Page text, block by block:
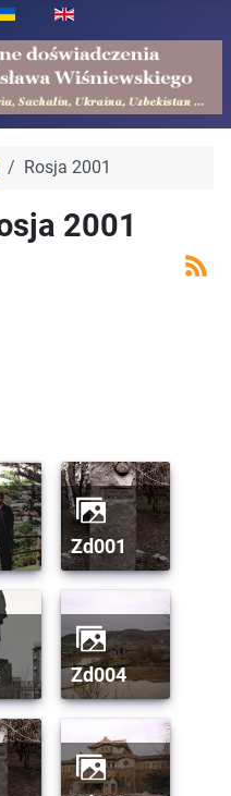
Rosja 2001
2001
zd001
zd004